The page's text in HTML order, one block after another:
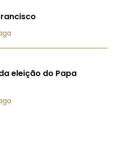
eleição do Papa